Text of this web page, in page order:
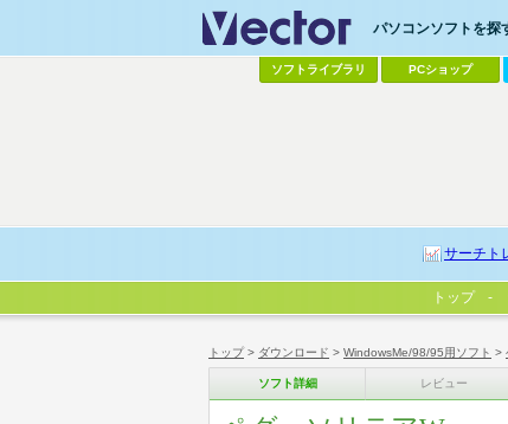
トップ> ダウンロード > WindowsMe/98/95用ソフト >
ソフト詳細 レビュー
パソコンソフトを探
ソフトライブラリ PCショップ
サーチト
トップ